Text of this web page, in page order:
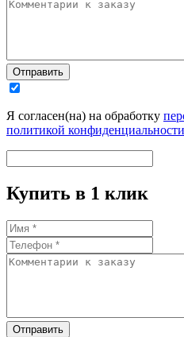
Отправить
Я согласен(на) на обработку
политикой конфиденциальности
Купить в 1 клик
Отправить